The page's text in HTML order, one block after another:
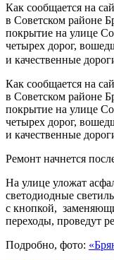
Как сообщается на
в Советском районе
покрытие на улице
четырех дорог,
и качественные
Как сообщается на
в Советском районе
покрытие на улице
четырех дорог,
и качественные
Ремонт начнется
На улице уложат
светодиодные
с кнопкой,
переходы, проведут
Подробно, фото: